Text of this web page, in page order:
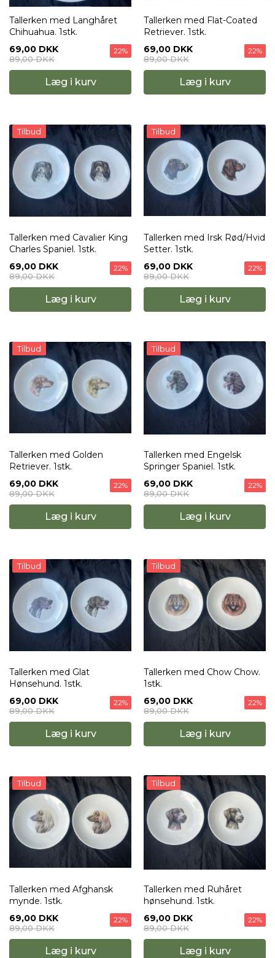
Tallerken med Langhåret
Chihuahua. 1stk.
69,00 DKK
89,00 DKK
22%
Læg i kurv
Tallerken med Flat-Coated
Retriever. 1stk.
69,00 DKK
89,00 DKK
22%
Læg i kurv
Tilbud
Tallerken med Cavalier King
Charles Spaniel. 1stk.
69,00 DKK
89,00 DKK
22%
Læg i kurv
Tilbud
Tallerken med Irsk Rød/Hvid
Setter. 1stk.
69,00 DKK
89,00 DKK
22%
Læg i kurv
Tilbud
Tallerken med Golden
Retriever. 1stk.
69,00 DKK
89,00 DKK
22%
Læg i kurv
Tilbud
Tallerken med Engelsk
Springer Spaniel. 1stk.
69,00 DKK
89,00 DKK
22%
Læg i kurv
Tilbud
Tallerken med Glat
Hønsehund. 1stk.
69,00 DKK
89,00 DKK
22%
Læg i kurv
Tilbud
Tallerken med Chow Chow.
1stk.
69,00 DKK
89,00 DKK
22%
Læg i kurv
Tilbud
Tallerken med Afghansk
mynde. 1stk.
69,00 DKK
89,00 DKK
22%
Læg i kurv
Tilbud
Tallerken med Ruhåret
hønsehund. 1stk.
69,00 DKK
89,00 DKK
22%
Læg i kurv